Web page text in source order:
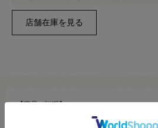
【商品の説明】
大、中、小、3枚の型で、1cm～11.5cmま